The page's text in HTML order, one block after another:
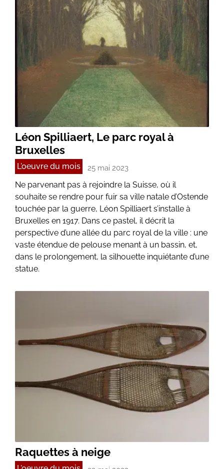
Léon Spilliaert, Le parc royal à
Bruxelles
L'oeuvre du mois 25 mai 2023
Ne parvenant pas à rejoindre la Suisse, où il
souhaite se rendre pour fuir sa ville natale d’Ostende
touchée par la guerre, Léon Spilliaert s’installe à
Bruxelles en 1917. Dans ce pastel, il décrit la
perspective d’une allée du parc royal de la ville : une
vaste étendue de pelouse menant à un bassin, et,
dans le prolongement, la silhouette inquiétante d’une
statue.
Raquettes à neige